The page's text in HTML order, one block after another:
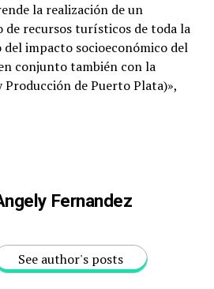
la realización de un
recursos turísticos de toda la
impacto socioeconómico del
conjunto también con la
Producción de Puerto Plata)»,
Fernandez
See author's posts